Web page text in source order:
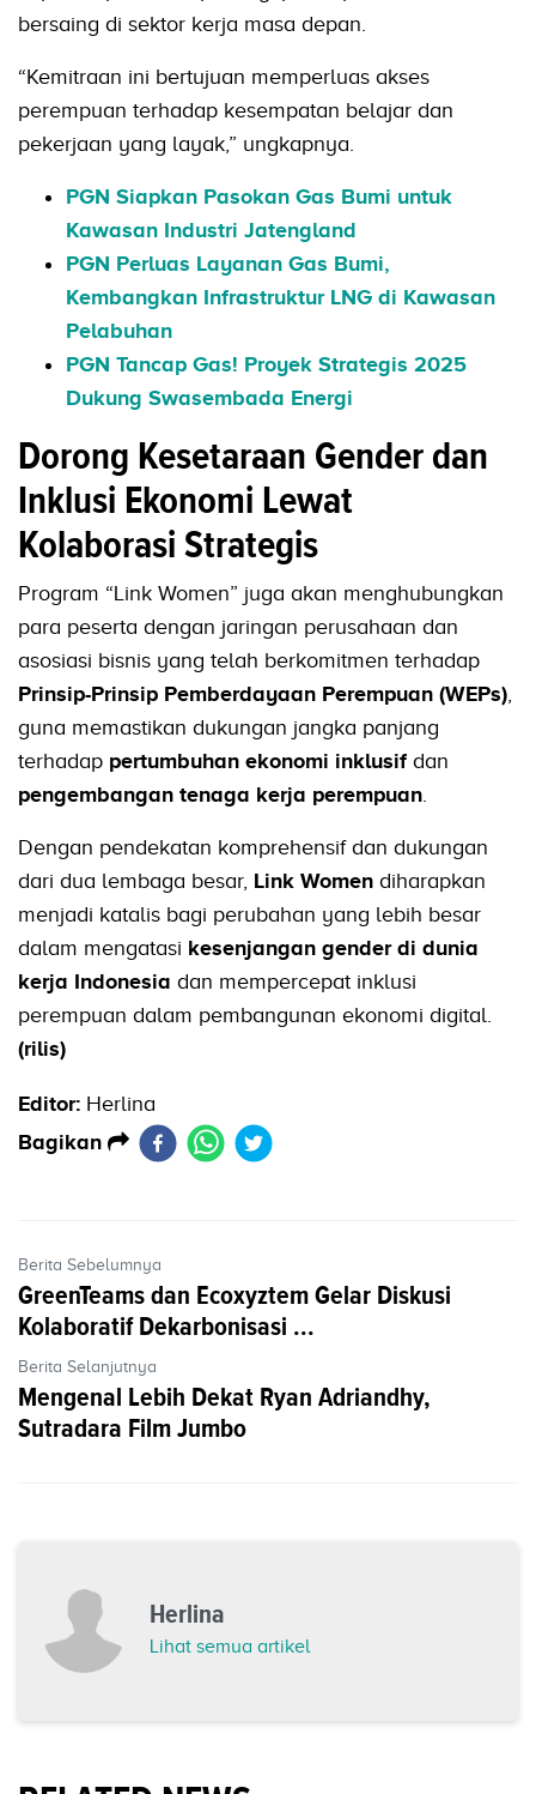
bersaing di sektor kerja masa depan.
“Kemitraan ini bertujuan memperluas akses
perempuan terhadap kesempatan belajar dan
pekerjaan yang layak,” ungkapnya.
PGN Siapkan Pasokan Gas Bumi untuk
Kawasan Industri Jatengland
PGN Perluas Layanan Gas Bumi,
Kembangkan Infrastruktur LNG di Kawasan
Pelabuhan
PGN Tancap Gas! Proyek Strategis 2025
Dukung Swasembada Energi
Dorong Kesetaraan Gender dan
Inklusi Ekonomi Lewat
Kolaborasi Strategis
Program “Link Women” juga akan menghubungkan
para peserta dengan jaringan perusahaan dan
asosiasi bisnis yang telah berkomitmen terhadap
Prinsip-Prinsip Pemberdayaan Perempuan (WEPs)
guna memastikan dukungan jangka panjang
terhadap pertumbuhan ekonomi inklusifdan
pengembangan tenaga kerja perempuan
Dengan pendekatan komprehensif dan dukungan
dari dua lembaga besar, Link Women diharapkan
menjadi katalis bagi perubahan yang lebih besar
dalam mengatasi kesenjangan gender di dunia
kerja Indonesia dan mempercepat inklusi
perempuan dalam pembangunan ekonomi digital.
(rilis)
Editor: Herlina
Bagikan
Berita Sebelumnya
GreenTeams dan Ecoxyztem Gelar Diskusi
Kolaboratif Dekarbonisasi ...
Berita Selanjutnya
Mengenal Lebih Dekat Ryan Adriandhy,
Sutradara Film Jumbo
Herlina
Lihat semua artikel